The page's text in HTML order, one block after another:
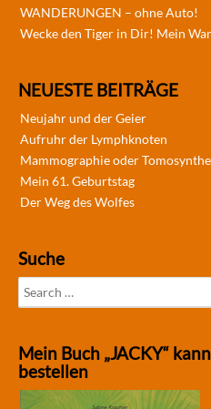
WANDERUNGEN – ohne Auto!
Wecke den Tiger in Dir! Mein
NEUESTE BEITRÄGE
Neujahr und der Geier
Aufruhr der Lymphknoten
Mammographie oder
Mein 61. Geburtstag
Der Weg des Wolfes
Suche
Search
for:
Mein Buch „JACKY“
bestellen